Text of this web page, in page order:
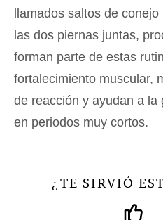
llamados saltos de
las dos piernas juntas,
forman parte de estas
fortalecimiento muscular,
de reacción y ayudan a la
en periodos muy cortos.
¿ TE SIRVIÓ